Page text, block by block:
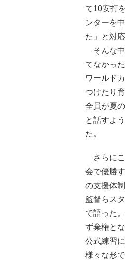
て10安打
ンターを
た」と対
そんな中
てなかっ
ワールド
つけたり
全員が夏
と話すよ
た。
さらにこ
会で優勝
の支援体
監督らス
で語った
ず棄権と
公式練習
様々な形